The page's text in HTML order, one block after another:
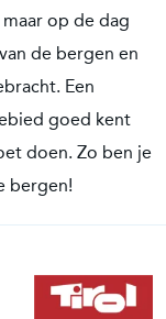
op de dag
de bergen en
Een
goed kent
doen. Zo ben je
bergen!